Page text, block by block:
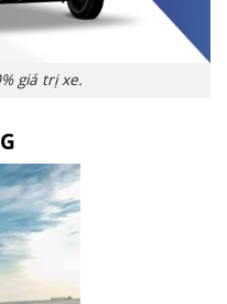
giá trị xe.